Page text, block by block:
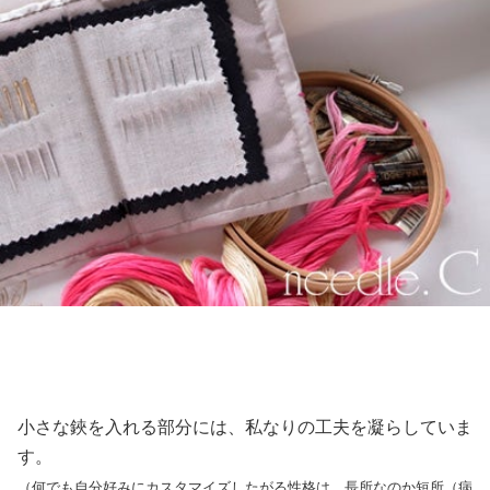
小さな鋏を入れる部分には、私なりの工夫を凝らしていま
す。